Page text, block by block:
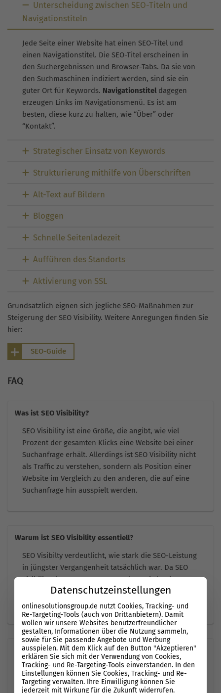
Unterscheidung zwischen SEO-Titeln und
Navigationstiteln
Jede Seite einer Website hat einen SEO-Titel und
einen Navigationstitel. Die SEO-Titel erscheinen in
den Suchergebnissen und Browser-Tabs. Da sie von
den Suchmaschinen indiziert werden, sind sie ein
guter Ort für Keywords. Navigationstiteldagegen
erzeugen Links im Navigationsmenü. Es ist am
besten, diese kurz zu halten, wie “Über” oder
“Kontakt”.
Strategischer Einsatz von Keywords
Strukturierung mithilfe von Überschriften
Alt-Text auf Bildern
Bloggen
Schnelle Seitenladezeit
Aufführen des Standorts
Aktivierung von SSL
Grundsätzlich eignen sich jegliche SEO-Maßnahmen zur
Steigerung der SEO Visibility. Weitere Anregungen finden Sie
hier:
SEO-Guide
FAQ
Was ist SEO Visibility?
SEO Visibility ist eine Größe, die angibt, wie viel
Prozent der gesamten Klicks eine Website bei einer
Suchanfrage erhält. Allerdings ist SEO Visibility nicht
als Traffic zu verstehen, sondern als Position einer
Website im Vergleich zu den anderen, die auf eine
Suchanfrage hin ausspielt werden.
Warum ist SEO Visibility essentiell?
SEO Visibilty verdeutlicht, wie stark die SEO-Leistung
in jüngster Vergangenheit tatsächlich war. Da SEO
Visibility als Prozentsatz angegeben wird, erkennt
man auf einen Blick, wie hoch das SEO-Potenzial
einer Website noch ist.
Ist SEO Visibility dasselbe wie SEO Traffic?
Nein. SEO Visibility und SEO Traffic sind zwei
verschiedene Kennzahlen im Online Marketing. SEO
Datenschutzeinstellungen
onlinesolutionsgroup.de nutzt Cookies, Tracking- und
Re-Targeting-Tools (auch von Drittanbietern). Damit
wollen wir unsere Websites benutzerfreundlicher
gestalten, Informationen über die Nutzung sammeln,
sowie für Sie passende Angebote und Werbung
ausspielen. Mit dem Klick auf den Button "Akzeptieren"
erklären Sie sich mit der Verwendung von Cookies,
Tracking- und Re-Targeting-Tools einverstanden. In den
Einstellungen können Sie Cookies, Tracking- und Re-
Targeting verwalten. Ihre Einwilligung können Sie
jederzeit mit Wirkung für die Zukunft widerrufen.